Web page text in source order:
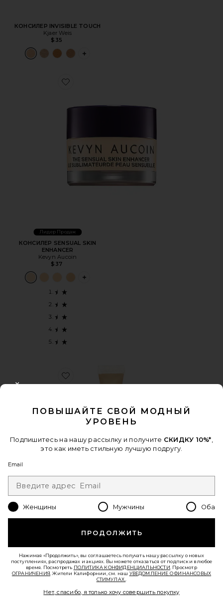
КОНСИЛЕР INVISIBLE TOUCH
Kjaer Weis
$35
PLUS ICON TO SEE MORE OPTIONS
Favorite КОНСИЛЕР SENSUAL SKIN ENHANCER
Лидер Продаж
КОНСИЛЕР SENSUAL SKIN
ENHANCER
Kevyn Aucoin
$37
PLUS ICON TO SEE MORE OPTIONS
Favorite ?????????-???? LYCHEE CREME CORRECTOR
?????????-???? LYCHEE CREME
$35
PLUS ICON TO SEE MORE OPTIONS FOR
ПОВЫШАЙТЕ СВОЙ МОДНЫЙ
УРОВЕНЬ
Подпишитесь на нашу рассылку и получите СКИДКУ 10%*
это как иметь стильную лучшую подругу.
Email
Женщины Мужчины Оба
ПРОДОЛЖИТЬ
Нажимая «Продолжить», вы соглашаетесь получать нашу рассылку о новых
поступлениях, распродажах и акциях. Вы можете отказаться от подписки в любое
время. Посмотреть ПОЛИТИКА КОНФИДЕНЦИАЛЬНОСТИ . Просмотр
ОГРАНИЧЕНИЯ . Жители Калифорнии, см. наш УВЕДОМЛЕНИЕ О ФИНАНСОВЫХ
СТИМУЛАХ.
Нет, спасибо, я только хочу совершить покупку